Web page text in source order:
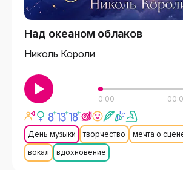
Над океаном облаков
Николь Короли
0:00
День музыки творчество мечта о
вокал
вдохновение